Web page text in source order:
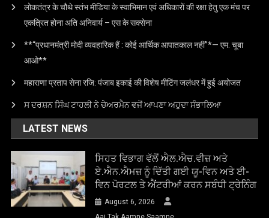
लोकतंत्र के चौथे स्तंभ मीडिया के स्वाभिमान एवं अधिकारों की रक्षा हेतु एक मंच पर
एकत्रित होना अति अनिवार्य – एस के सक्सेना
**“प्रधानमंत्री मोदी व्यवहारिक हैं : कोई आर्थिक आपातकाल नहीं”*— एम. चूबा
आओ**
महाराणा प्रताप सेना रजि: पंजाब इकाई की विशेष मीटिंग जलंधर में हुई अयोजत
ਸ ਦਰਸ਼ਨ ਸਿੰਘ ਟਾਹਲੀ ਨੇ ਚੇਅਰਮੈਨ ਵਜੋਂ ਆਪਣਾ ਅਹੁਦਾ ਸੰਭਾਲਿਆ
LATEST NEWS
ਸਿਹਤ ਵਿਭਾਗ ਵੱਲੋਂ ਐਲ.ਐਚ.ਵੀਜ਼ ਅਤੇ
ਏ.ਐਨ.ਐਮਜ਼ ਨੂੰ ਦਿੱਤੀ ਗਈ ਯੂ-ਵਿਨ ਅਤੇ ਈ-
ਵਿਨ ਪੋਰਟਲ ਤੇ ਐਂਟਰੀਆਂ ਕਰਨ ਸਬੰਧੀ ਟ੍ਰੇਨਿੰਗ
August 6, 2026